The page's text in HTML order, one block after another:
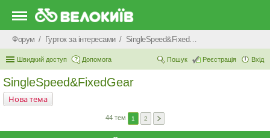
Форум Гурток за інтересами SingleSpeed&FixedGear
Швидкий доступ Допомога Вхід
Реєстрація
Пошук
SingleSpeed&FixedGear
Нова тема
44 тем 1 2